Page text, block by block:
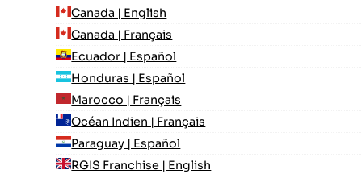
Canada | English
Canada | Français
Ecuador | Español
Honduras | Español
Marocco | Français
Océan Indien | Français
Paraguay | Español
RGIS Franchise | English